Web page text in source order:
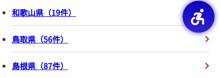
和歌山県 （19件）
鳥取県 （56件）
島根県 （87件）